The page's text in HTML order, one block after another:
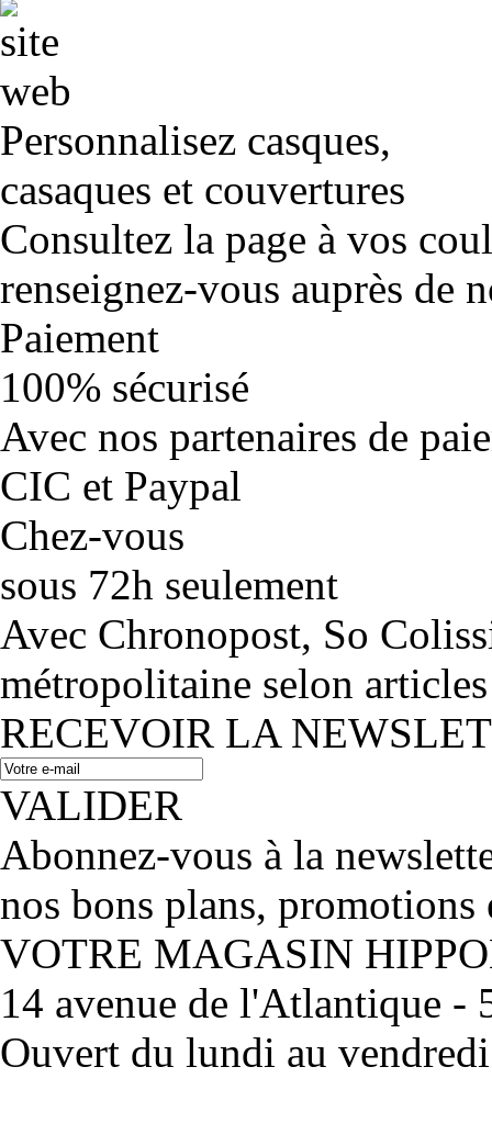
Personnalisez casques,
casaques et couvertures
Consultez la page à vos
renseignez-vous auprès de
Paiement
100% sécurisé
Avec nos partenaires de
CIC et Paypal
Chez-vous
sous 72h seulement
Avec Chronopost, So
métropolitaine selon
RECEVOIR LA
VALIDER
Abonnez-vous à la
nos bons plans, promotions
VOTRE MAGASIN
14 avenue de l'Atlantique -
Ouvert du lundi au